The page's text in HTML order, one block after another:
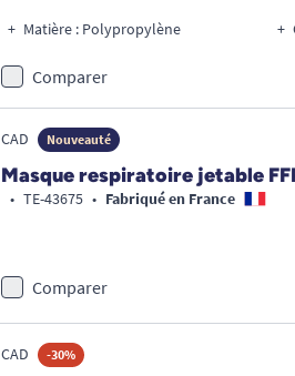
Matière : Polypropylène
Comparer
CAD Nouveauté
Masque respiratoire jetable
• TE-43675 • Fabriqué en France
Comparer
CAD -30%